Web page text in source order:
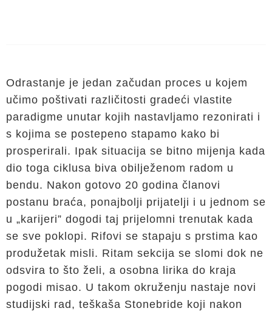
Odrastanje je jedan začudan proces u kojem
učimo poštivati različitosti gradeći vlastite
paradigme unutar kojih nastavljamo rezonirati i
s kojima se postepeno stapamo kako bi
prosperirali. Ipak situacija se bitno mijenja kada
dio toga ciklusa biva obilježenom radom u
bendu. Nakon gotovo 20 godina članovi
postanu braća, ponajbolji prijatelji i u jednom se
u „karijeri” dogodi taj prijelomni trenutak kada
se sve poklopi. Rifovi se stapaju s prstima kao
produžetak misli. Ritam sekcija se slomi dok ne
odsvira to što želi, a osobna lirika do kraja
pogodi misao. U takom okruženju nastaje novi
studijski rad, teškaša Stonebride koji nakon